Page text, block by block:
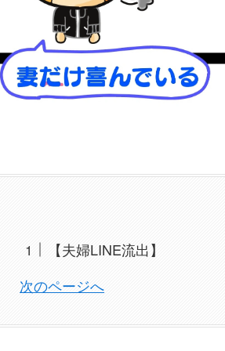
【夫婦LINE流出】
次のページへ